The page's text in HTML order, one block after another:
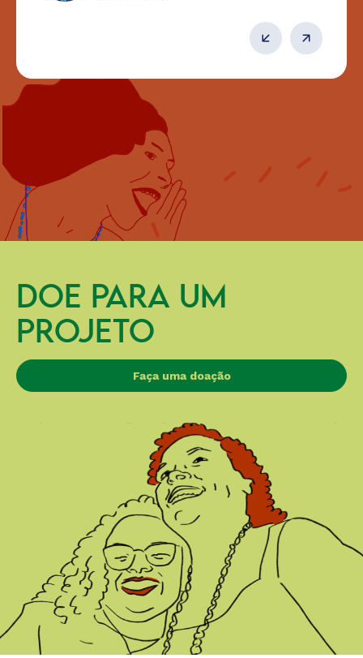
DOE PARA UM
PROJETO
Faça uma doação